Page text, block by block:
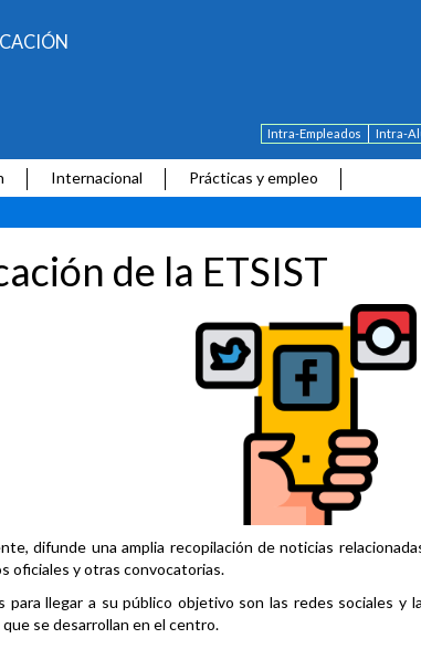
Intra-Empleados Intra-
Internacional
Prácticas y empleo
de la ETSIST
difunde una amplia recopilación de noticias
oficiales y otras convocatorias.
para llegar a su público objetivo son las redes sociales y
se desarrollan en el centro.